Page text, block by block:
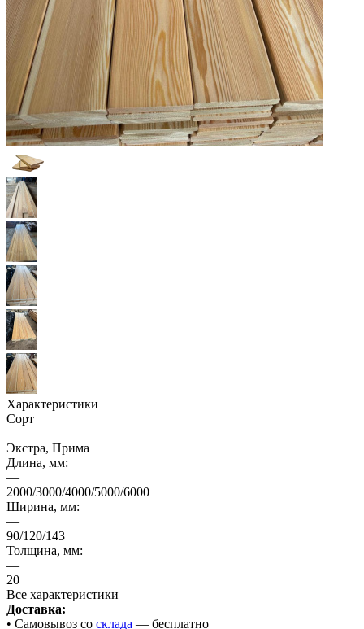
Характеристики
Сорт
—
Экстра, Прима
Длина, мм:
—
2000/3000/4000/5000/6000
Ширина, мм:
—
90/120/143
Толщина, мм:
—
20
Все характеристики
Доставка:
• Cамовывоз со склада — бесплатно